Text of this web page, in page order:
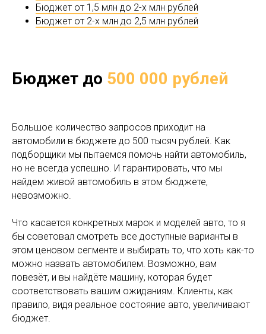
Бюджет от 1,5 млн до 2-х млн рублей
Бюджет от 2-х млн до 2,5 млн рублей
Бюджет до 500 000 рублей
Большое количество запросов приходит на
автомобили в бюджете до 500 тысяч рублей. Как
подборщики мы пытаемся помочь найти автомобиль,
но не всегда успешно. И гарантировать, что мы
найдем живой автомобиль в этом бюджете,
невозможно.
Что касается конкретных марок и моделей авто, то я
бы советовал смотреть все доступные варианты в
этом ценовом сегменте и выбирать то, что хоть как-то
можно назвать автомобилем. Возможно, вам
повезёт, и вы найдёте машину, которая будет
соответствовать вашим ожиданиям. Клиенты, как
правило, видя реальное состояние авто, увеличивают
бюджет.